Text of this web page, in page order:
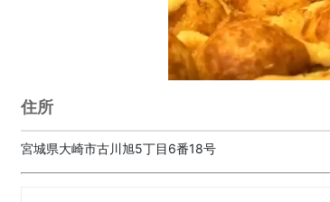
住所
宮城県大崎市古川旭5丁目6番18号